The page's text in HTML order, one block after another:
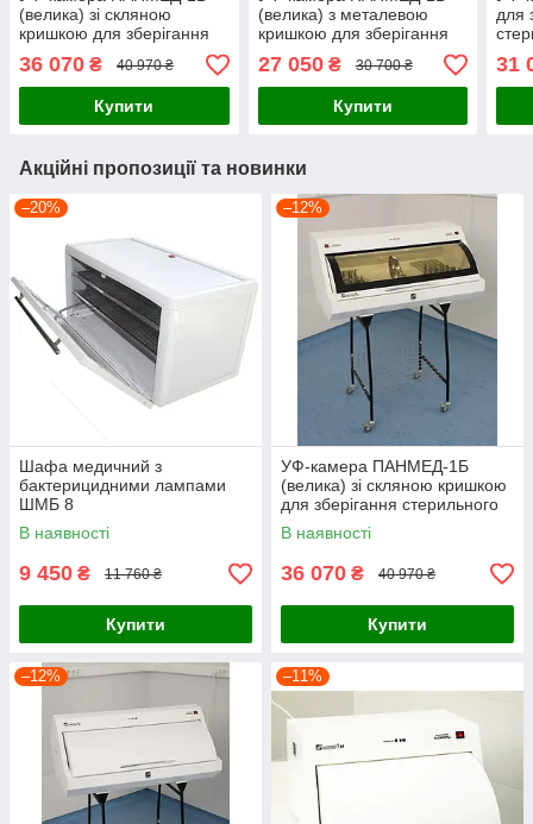
(велика) зі скляною
кришкою для зберігання
стерильного інструменту
36 070 ₴ 40 970 ₴
Купити
(велика) з металевою
кришкою для зберігання
стерильного інструменту
27 050₴ 30 700 ₴
Купити
для
31
Акційні пропозиції та новинки
–20%
Шафа медичний з
бактерицидними лампами
ШМБ 8
В наявності
9 450 ₴ 11 760 ₴
Купити
–12%
УФ-камера ПАНМЕД-1Б
(велика) зі скляною кришкою
для зберігання стерильного
інструменту
В наявності
36 070 ₴ 40 970 ₴
Купити
–12% –11%